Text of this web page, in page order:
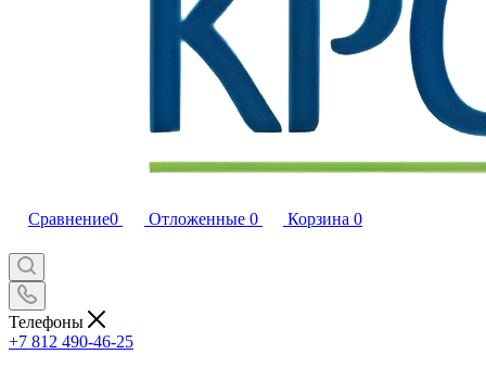
Сравнение0 Отложенные 0 Корзина 0
Телефоны
+7 812 490-46-25